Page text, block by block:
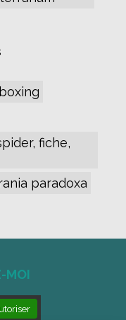
fiche,
paradoxa
MOI